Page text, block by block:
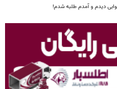
دیدم و آمدم طلبه شدم!